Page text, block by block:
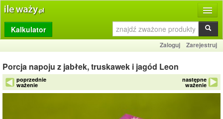
Produkty
Dziennik
Przelicznik
Porównywarka
Kalkulator
Zaloguj Zarejestruj
Porcja napoju z jabłek, truskawek i jagód Leon
poprzednie
ważenie
następne
ważenie